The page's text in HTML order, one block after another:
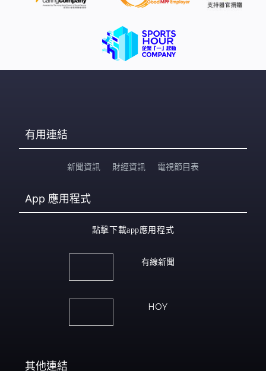
有用連結
新聞資訊 財經資訊 電視節目表
App 應用程式
點擊下載app應用程式
有線新聞
HOY
其他連結